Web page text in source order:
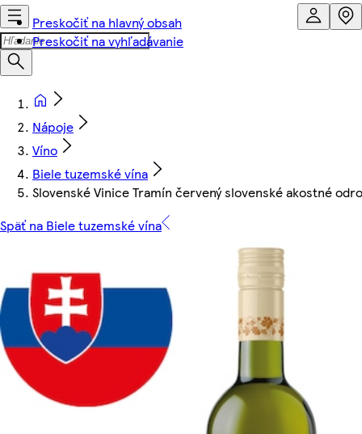
Preskočiť na hlavný obsah
Preskočiť na vyhľadávanie
Nápoje
Víno
Biele tuzemské vína
Slovenské Vinice Tramín červený slovenské akostné
Späť na Biele tuzemské vína